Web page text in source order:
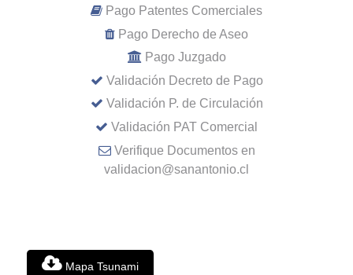
Pago Patentes Comerciales
Pago Derecho de Aseo
Pago Juzgado
Validación Decreto de Pago
Validación P. de Circulación
Validación PAT Comercial
Verifique Documentos en
validacion@sanantonio.cl
Mapa Tsunami